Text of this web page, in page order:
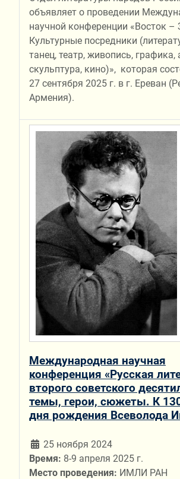
объявляет о проведении
научной конференции «Восток –
Культурные посредники
танец, театр, живопись, графика,
скульптура, кино)», которая
27 сентября 2025 г. в г. Ереван
Армения).
Международная научная
конференция «Русская
второго советского
темы, герои, сюжеты. К
дня рождения Всеволода
25 ноября 2024
Время: 8-9 апреля 2025 г.
Место проведения: ИМЛИ РАН